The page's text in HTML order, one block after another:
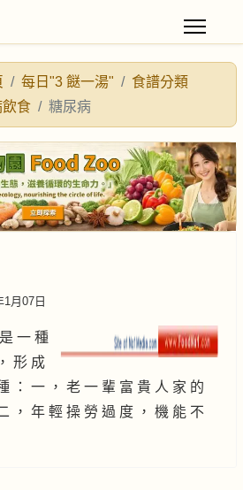
每日"3 餸一湯"
食譜分類
食 糖尿病
1月07日
一 種
形 成
： 一 ， 老 一 輩 富 貴 人 家 的
， 年 輕 操 勞 過 度 ， 機 能 不